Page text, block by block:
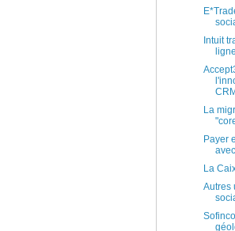
Intuit
ligne
La
Payer
La
Autres